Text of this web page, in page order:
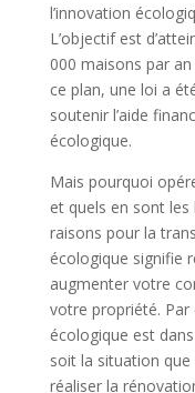
l’innovation
L’objectif est
000 maisons par
ce plan, une loi a
soutenir l’aide
écologique.
Mais pourquoi
et quels en sont
raisons pour la
écologique signifie
augmenter votre
votre propriété.
écologique est
soit la situation
réaliser la